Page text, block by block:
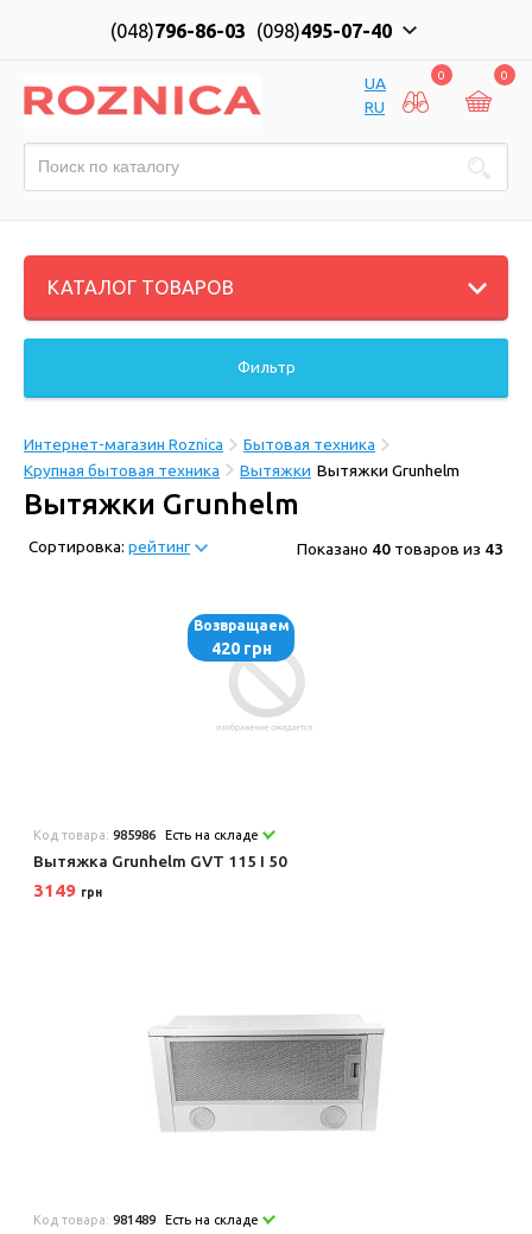
(048)796-86-03 (098)495-07-40
UA
RU
0 0
КАТАЛОГ ТОВАРОВ
Фильтр
Интернет-магазин Roznica
Бытовая техника
Крупная бытовая техника
Вытяжки Вытяжки Grunhelm
Вытяжки Grunhelm
Сортировка: рейтинг Показано 40 товаров из 43
Возвращаем
420 грн
Код товара:985986 Есть на складе
Вытяжка Grunhelm GVT 115 I 50
3149 грн
Код товара:981489 Есть на складе